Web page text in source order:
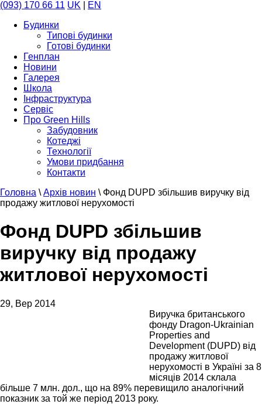
(093) 170 66 11 UK
EN
Будинки
Типові будинки
Готові будинки
Генплан
Новини
Галерея
Школа
Інфраструктура
Сервіс
Про Green Hills
Забудовник
Котеджі
Технології
Умови придбання
Контакти
Головна \ Архів новин \ Фонд DUPD збільшив виручку від
продажу житлової нерухомості
Фонд DUPD збільшив
виручку від продажу
житлової нерухомості
29, Вер 2014
Виручка британського
фонду Dragon-Ukrainian
Properties and
Development (DUPD) від
продажу житлової
нерухомості в Україні за 8
місяців 2014 склала
більше 7 млн. дол., що на 89% перевищило аналогічний
показник за той же період 2013 року.